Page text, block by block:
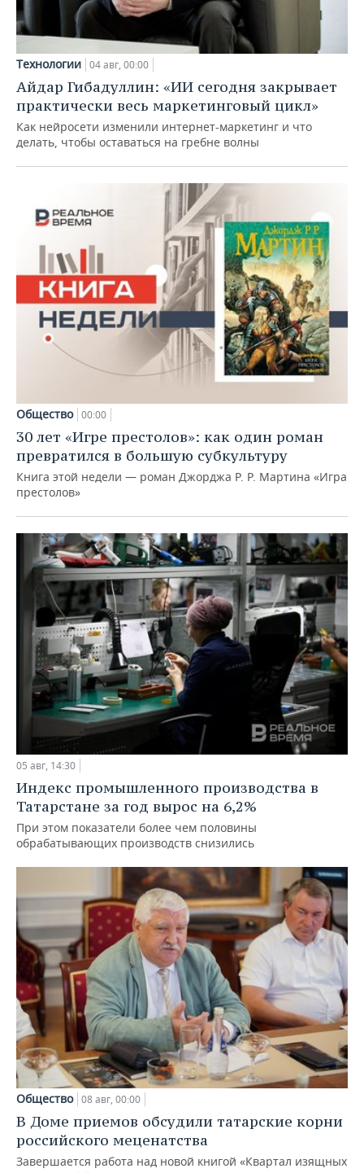
Технологии 04 авг, 00:00
Айдар Гибадуллин: «ИИ сегодня закрывает
практически весь маркетинговый цикл»
Как нейросети изменили интернет-маркетинг и что
делать, чтобы оставаться на гребне волны
Общество 00:00
30 лет «Игре престолов»: как один роман
превратился в большую субкультуру
Книга этой недели — роман Джорджа Р. Р. Мартина «Игра
престолов»
05 авг, 14:30
Индекс промышленного производства в
Татарстане за год вырос на 6,2%
При этом показатели более чем половины
обрабатывающих производств снизились
Общество 08 авг, 00:00
В Доме приемов обсудили татарские корни
российского меценатства
Завершается работа над новой книгой «Квартал изящных